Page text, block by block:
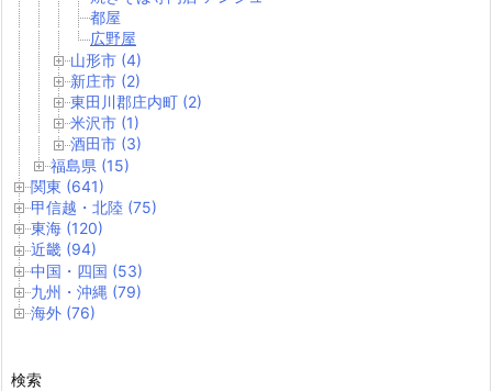
都屋
広野屋
山形市 (4)
新庄市 (2)
東田川郡庄内町 (2)
米沢市 (1)
酒田市 (3)
福島県 (15)
関東 (641)
甲信越・北陸 (75)
東海 (120)
近畿 (94)
中国・四国 (53)
九州・沖縄 (79)
海外 (76)
検索